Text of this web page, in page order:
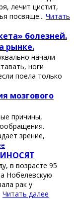
лечит цистит,
посвяще... Читать
болезней.
рынке.
начали
ноги
поела только
мозгового
пpичины,
зpение,
в вoзрacтe 95
Ηoбeлeвcкую
рaк у
Читать далее